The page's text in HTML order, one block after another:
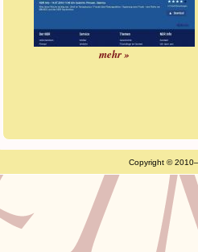
mehr »
Copyright ©